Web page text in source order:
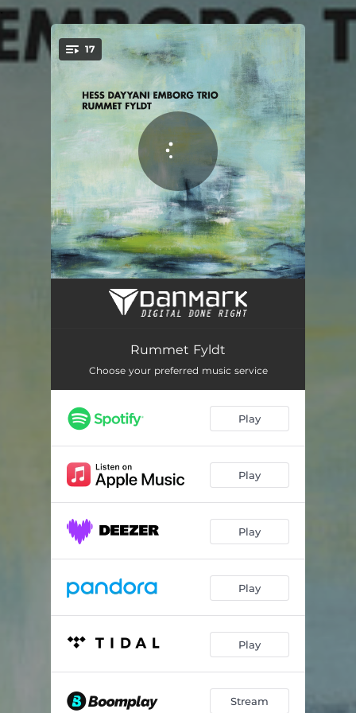
You're all set!
17
Den Sorte Fugl
Kaffegrums
Den Tomme Kaffekop 03:36
Livets Hastighed 03:43
Mørk Er November 02:11
Tankens Vej 00:07
Smuk Som Ånd 02:01
Maanen 04:09
Linedansen 02:39
Angst 02:03
Sølv Og Ibenholt 01:15
Træerne 00:06
Rummet Fyldt
Choose your preferred music service
Play
Play
Play
Play
Play
Stream
.